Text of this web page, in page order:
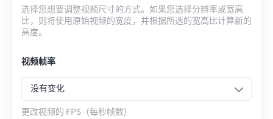
选择您想要调整视频尺寸的方式。如果您选择分辨率或宽高
比，则将使用原始视频的宽度，并根据所选的宽高比计算新的
高度。
视频帧率
没有变化
更改视频的 FPS（每秒帧数）